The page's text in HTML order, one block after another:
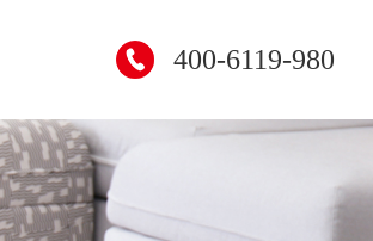
400-6119-980